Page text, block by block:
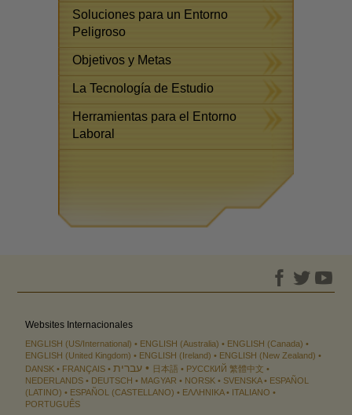
Soluciones para un Entorno
Peligroso
Objetivos y Metas
La Tecnología de Estudio
Herramientas para el Entorno
Laboral
Websites Internacionales
ENGLISH (US/International) ENGLISH (Australia)
ENGLISH (Canada)
ENGLISH (United Kingdom)
ENGLISH (Ireland)
ENGLISH (New Zealand)
DANSK
FRANÇAIS עברית 日本語 РУССКИЙ 繁體中文
NEDERLANDS
DEUTSCH MAGYAR NORSK SVENSKA
ESPAÑOL
(LATINO)
ESPAÑOL (CASTELLANO) ΕΛΛΗΝΙΚA
ITALIANO
PORTUGUÊS